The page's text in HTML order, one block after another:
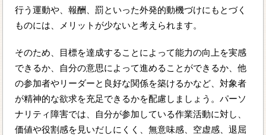
行う運動や、報酬、罰といった外発的動機づけにもとづく
ものには、メリットが少ないと考えられます。
そのため、目標を達成することによって能力の向上を実感
できるか、自分の意思によって進めることができるか、他
の参加者やリーダーと良好な関係を築けるかなど、対象者
が精神的な欲求を充足できるかを配慮しましょう。パーソ
ナリティ障害では、自分が参加している作業活動に対し、
価値や役割感を見いだしにくく、無意味感、空虚感、退屈